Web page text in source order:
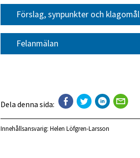
Förslag, synpunkter och klagomål
Felanmälan
Dela denna sida:
Innehållsansvarig: Helen Löfgren-Larsson